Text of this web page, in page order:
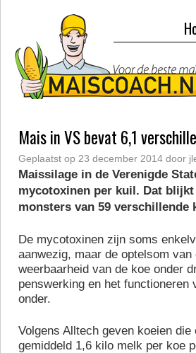
Mais in VS bevat 6,1
Geplaatst op 23 december 2014 door
Maissilage in de Verenigde
mycotoxinen per kuil. Dat
monsters van 59 verschillende
De mycotoxinen zijn soms
aanwezig, maar de optelsom
weerbaarheid van de koe onder
penswerking en het
onder.
Volgens Alltech geven koeien
gemiddeld 1,6 kilo melk per koe